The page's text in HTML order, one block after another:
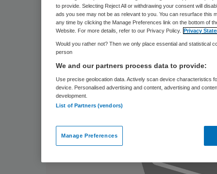
Skipr Redactie 15 oktober 2014,
to provide. Selecting Reject All or withdrawing your consent will
ads you see may not be as relevant to you. You can resurface this
any time by clicking the Manage Preferences link on the bottom of
Website. For more details, refer to our Privacy Policy. Privacy
Would you rather not? Then we only place essential and statistical
person
We and our partners process data to provide:
Use precise geolocation data. Actively scan device characteristics
device. Personalised advertising and content, advertising and
development.
List of Partners (vendors)
Manage Preferences